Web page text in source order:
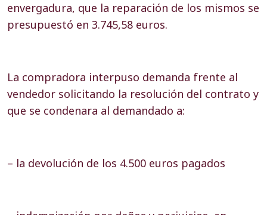
envergadura, que la reparación de los mismos se
presupuestó en 3.745,58 euros.
La compradora interpuso demanda frente al
vendedor solicitando la resolución del contrato y
que se condenara al demandado a:
– la devolución de los 4.500 euros pagados